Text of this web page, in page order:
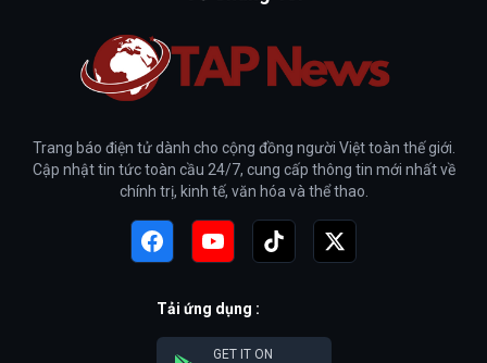
Trang báo điện tử dành cho cộng đồng người Việt toàn thế giới.
Cập nhật tin tức toàn cầu 24/7, cung cấp thông tin mới nhất về
chính trị, kinh tế, văn hóa và thể thao.
Tải ứng dụng :
GET IT ON